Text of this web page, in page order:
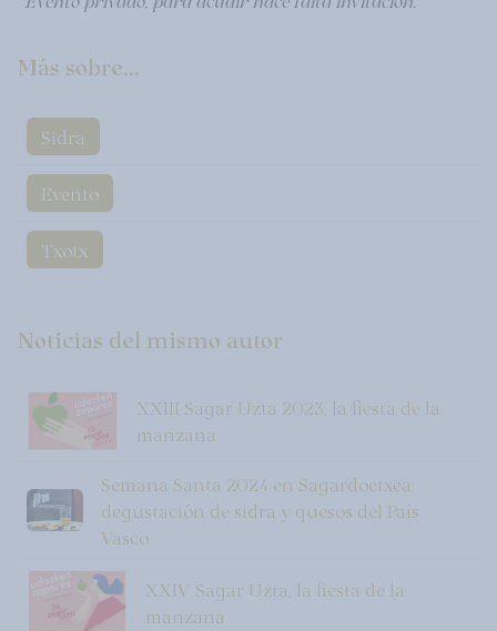
Más sobre...
Sidra
Evento
Txotx
Noticias del mismo autor
XXIII Sagar Uzta 2023, la fiesta de la
manzana
Semana Santa 2024 en Sagardoetxea:
degustación de sidra y quesos del País
Vasco
XXIV Sagar Uzta, la fiesta de la
manzana